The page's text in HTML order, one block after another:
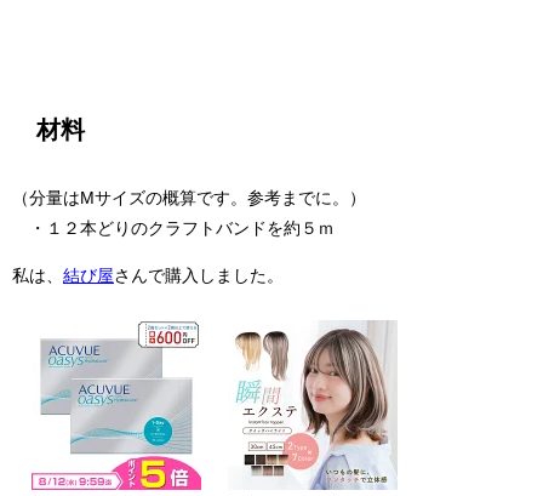
材料
（分量はMサイズの概算です。参考までに。）
・１２本どりのクラフトバンドを約５ｍ
私は、 結び屋さんで購入しました。